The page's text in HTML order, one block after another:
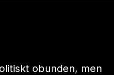
obunden, men